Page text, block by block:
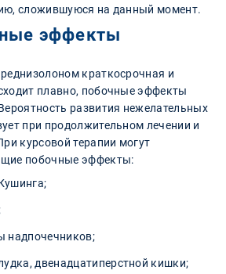
сложившуюся на данный момент.
эффекты
краткосрочная и
плавно, побочные эффекты
развития нежелательных
при продолжительном лечении и
курсовой терапии могут
побочные эффекты:
надпочечников;
двенадцатиперстной кишки;